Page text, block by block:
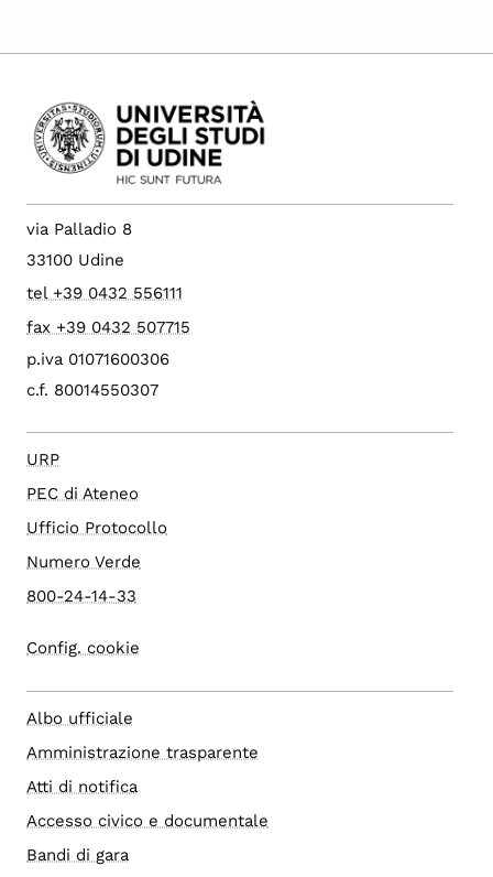
via Palladio 8
33100 Udine
tel +39 0432 556111
fax +39 0432 507715
p.iva 01071600306
c.f. 80014550307
URP
PEC di Ateneo
Ufficio Protocollo
Numero Verde
800-24-14-33
Config. cookie
Albo ufficiale
Amministrazione trasparente
Atti di notifica
Accesso civico e documentale
Bandi di gara